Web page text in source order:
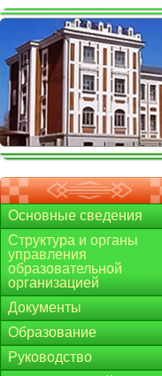
Основные сведения
Структура и органы
управления
образовательной
организацией
Документы
Образование
Руководство